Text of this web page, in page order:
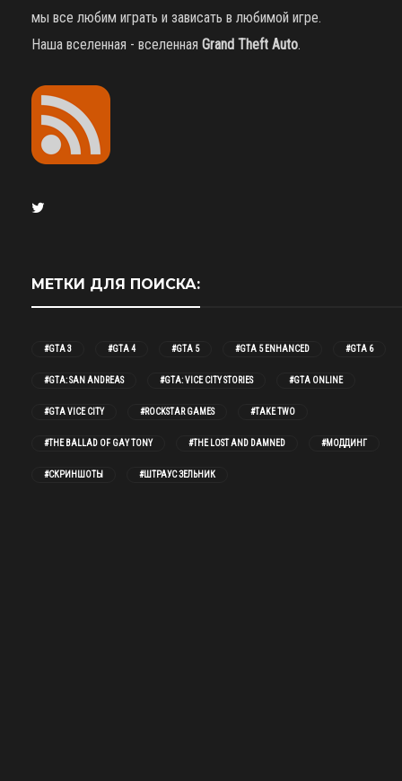
мы все любим играть и зависать в любимой игре.
Наша вселенная - вселенная Grand Theft Auto.
МЕТКИ ДЛЯ ПОИСКА:
#GTA 3 #GTA 4 #GTA 5 #GTA 5 ENHANCED #GTA 6
#GTA: SAN ANDREAS #GTA: VICE CITY STORIES #GTA ONLINE
#GTA VICE CITY #ROCKSTAR GAMES #TAKE TWO
#THE BALLAD OF GAY TONY #THE LOST AND DAMNED #МОДДИНГ
#СКРИНШОТЫ #ШТРАУС ЗЕЛЬНИК